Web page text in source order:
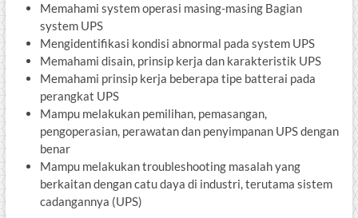
Memahami system operasi masing-masing Bagian
system UPS
Mengidentifikasi kondisi abnormal pada system UPS
Memahami disain, prinsip kerja dan karakteristik UPS
Memahami prinsip kerja beberapa tipe batterai pada
perangkat UPS
Mampu melakukan pemilihan, pemasangan,
pengoperasian, perawatan dan penyimpanan UPS dengan
benar
Mampu melakukan troubleshooting masalah yang
berkaitan dengan catu daya di industri, terutama sistem
cadangannya (UPS)